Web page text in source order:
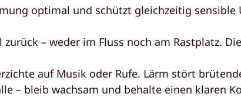
optimal und schützt gleichzeitig sensible
zurück – weder im Fluss noch am Rastplatz.
auf Musik oder Rufe. Lärm stört
– bleib wachsam und behalte einen klaren